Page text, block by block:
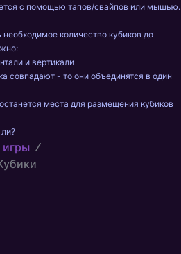
с помощью тапов/свайпов или мышью.
количество кубиков до
и вертикали
совпадают - то они объединятся в один
места для размещения кубиков
игры